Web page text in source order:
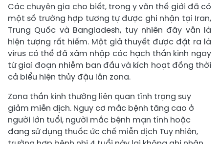
Các chuyên gia cho biết, trong y văn thế giới đã có
một số trường hợp tương tự được ghi nhận tại Iran,
Trung Quốc và Bangladesh, tuy nhiên đây vẫn là
hiện tượng rất hiếm. Một giả thuyết được đặt ra là
virus có thể đã xâm nhập các hạch thần kinh ngay
từ giai đoạn nhiễm ban đầu và kích hoạt đồng thời
cả biểu hiện thủy đậu lẫn zona.
Zona thần kinh thường liên quan tình trạng suy
giảm miễn dịch. Nguy cơ mắc bệnh tăng cao ở
người lớn tuổi, người mắc bệnh mạn tính hoặc
đang sử dụng thuốc ức chế miễn dịch Tuy nhiên,